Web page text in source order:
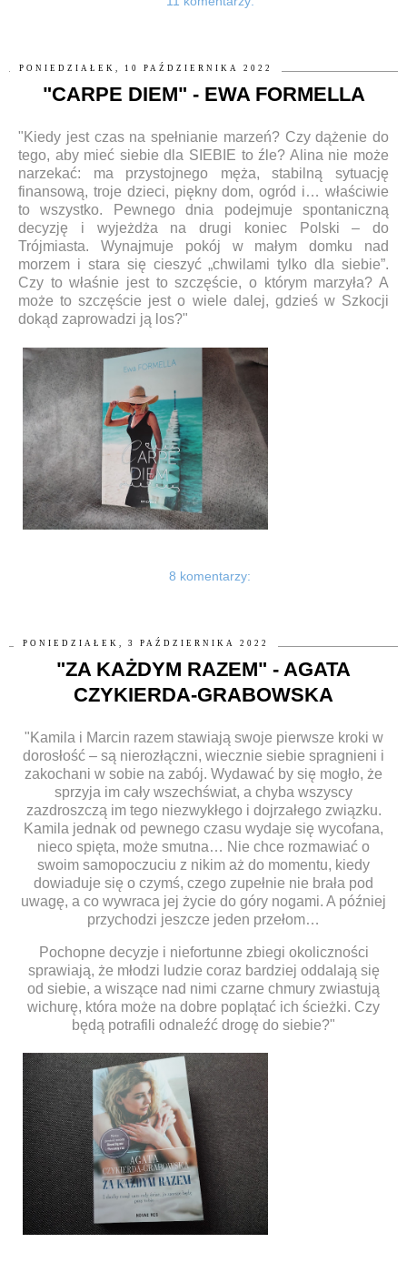
PONIEDZIAŁEK, 10 PAŹDZIERNIKA 2022
"CARPE DIEM" - EWA FORMELLA
"Kiedy jest czas na spełnianie marzeń? Czy dążenie do
tego, aby mieć siebie dla SIEBIE to źle? Alina nie może
narzekać: ma przystojnego męża, stabilną sytuację
finansową, troje dzieci, piękny dom, ogród i… właściwie
to wszystko. Pewnego dnia podejmuje spontaniczną
decyzję i wyjeżdża na drugi koniec Polski – do
Trójmiasta. Wynajmuje pokój w małym domku nad
morzem i stara się cieszyć „chwilami tylko dla siebie”.
Czy to właśnie jest to szczęście, o którym marzyła? A
może to szczęście jest o wiele dalej, gdzieś w Szkocji
dokąd zaprowadzi ją los?"
8 komentarzy:
PONIEDZIAŁEK, 3 PAŹDZIERNIKA 2022
"ZA KAŻDYM RAZEM" - AGATA
CZYKIERDA-GRABOWSKA
"Kamila i Marcin razem stawiają swoje pierwsze kroki w
dorosłość – są nierozłączni, wiecznie siebie spragnieni i
zakochani w sobie na zabój. Wydawać by się mogło, że
sprzyja im cały wszechświat, a chyba wszyscy
zazdroszczą im tego niezwykłego i dojrzałego związku.
Kamila jednak od pewnego czasu wydaje się wycofana,
nieco spięta, może smutna… Nie chce rozmawiać o
swoim samopoczuciu z nikim aż do momentu, kiedy
dowiaduje się o czymś, czego zupełnie nie brała pod
uwagę, a co wywraca jej życie do góry nogami. A później
przychodzi jeszcze jeden przełom…
Pochopne decyzje i niefortunne zbiegi okoliczności
sprawiają, że młodzi ludzie coraz bardziej oddalają się
od siebie, a wiszące nad nimi czarne chmury zwiastują
wichurę, która może na dobre poplątać ich ścieżki. Czy
będą potrafili odnaleźć drogę do siebie?"